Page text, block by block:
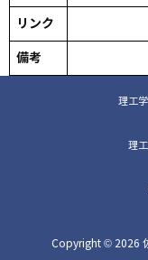
リンク
備考
理工
理
Copyright © 2026